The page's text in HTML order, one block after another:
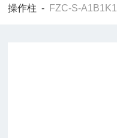
操作柱 - FZC-S-